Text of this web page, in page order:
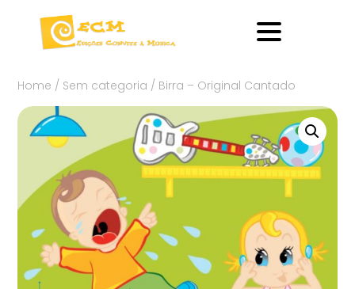
Home / Sem categoria / Birra – Original Cantado